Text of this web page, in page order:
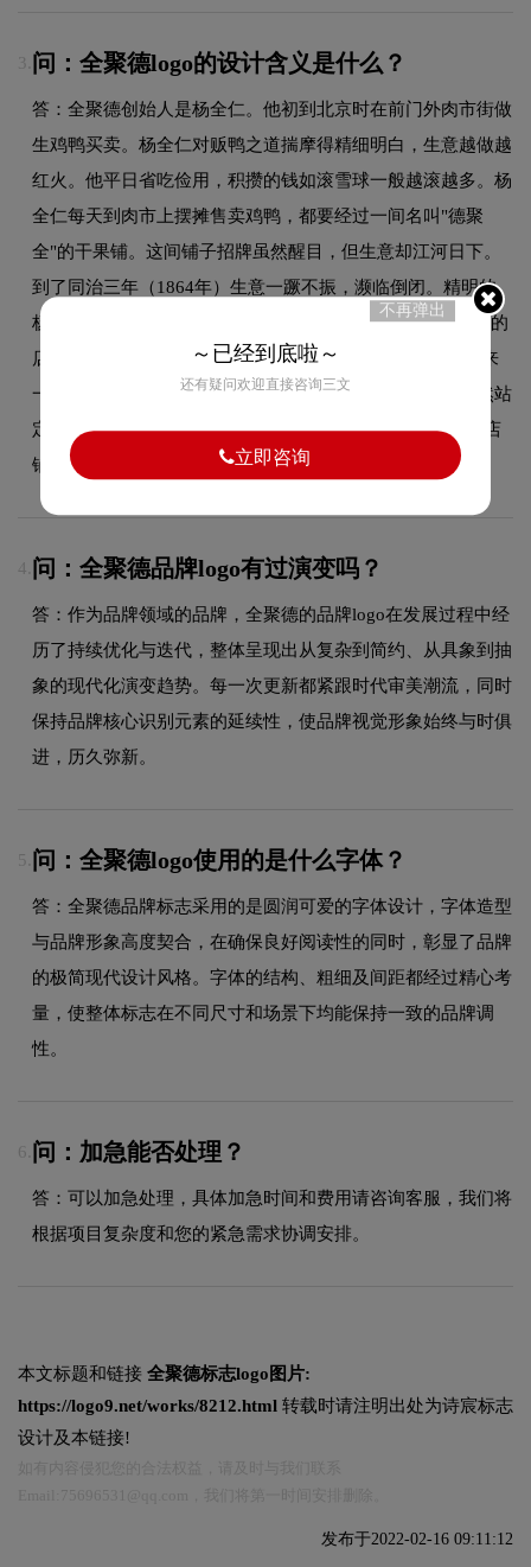
3. 问：全聚德logo的设计含义是什么？
答：全聚德创始人是杨全仁。他初到北京时在前门外肉市街做
生鸡鸭买卖。杨全仁对贩鸭之道揣摩得精细明白，生意越做越
红火。他平日省吃俭用，积攒的钱如滚雪球一般越滚越多。杨
全仁每天到肉市上摆摊售卖鸡鸭，都要经过一间名叫"德聚
全"的干果铺。这间铺子招牌虽然醒目，但生意却江河日下。
到了同治三年（1864年）生意一蹶不振，濒临倒闭。精明的
杨全仁抓住这个机会，拿出他多年的积蓄，买下了"德聚全"的
店铺。 有了自己的铺子，该起个什么字号呢？杨全仁便请来
一位风水先生商议。这位风水先生围着店铺转了两圈，突然站
定，捻着胡子说："啊呀，这真是一块风水宝地啊！您看这店
铺两边的两条小胡...
4. 问：全聚德品牌logo有过演变吗？
答：作为品牌领域的品牌，全聚德的品牌logo在发展过程中经
历了持续优化与迭代，整体呈现出从复杂到简约、从具象到抽
象的现代化演变趋势。每一次更新都紧跟时代审美潮流，同时
保持品牌核心识别元素的延续性，使品牌视觉形象始终与时俱
进，历久弥新。
5. 问：全聚德logo使用的是什么字体？
答：全聚德品牌标志采用的是圆润可爱的字体设计，字体造型
与品牌形象高度契合，在确保良好阅读性的同时，彰显了品牌
的极简现代设计风格。字体的结构、粗细及间距都经过精心考
量，使整体标志在不同尺寸和场景下均能保持一致的品牌调
性。
6. 问：加急能否处理？
答：可以加急处理，具体加急时间和费用请咨询客服，我们将
根据项目复杂度和您的紧急需求协调安排。
本文标题和链接 全聚德标志logo图片:
https://logo9.net/works/8212.html 转载时请注明出处为诗宸标志
设计及本链接!
发布于2022-02-16 09:11:12
不再弹出
～已经到底啦～
还有疑问欢迎直接咨询三文
立即咨询